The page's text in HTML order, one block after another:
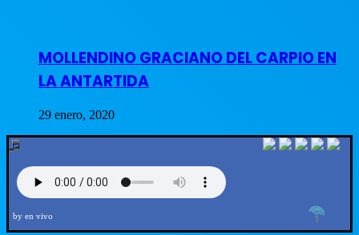
MOLLENDINO GRACIANO DEL CARPIO EN
LA ANTARTIDA
29 enero, 2020
by en vivo